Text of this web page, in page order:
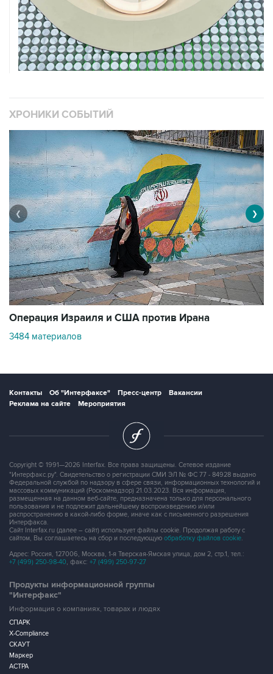
ХРОНИКИ СОБЫТИЙ
Операция Израиля и США против Ирана
3484 материалов
❮ ❯
Контакты Об "Интерфаксе" Пресс-центр
Вакансии
Реклама на сайте
Мероприятия
Copyright © 1991—2026 Interfax. Все права защищены. Сетевое издание
"Интерфакс.ру". Свидетельство о регистрации СМИ ЭЛ № ФС 77 - 84928 выдано
Федеральной службой по надзору в сфере связи, информационных технологий и
массовых коммуникаций (Роскомнадзор) 21.03.2023. Вся информация,
размещенная на данном веб-сайте, предназначена только для персонального
пользования и не подлежит дальнейшему воспроизведению и/или
распространению в какой-либо форме, иначе как с письменного разрешения
Интерфакса.
Сайт Interfax.ru (далее – сайт) использует файлы cookie. Продолжая работу с
сайтом, Вы соглашаетесь на сбор и последующую обработку файлов cookie.
Адрес: Россия, 127006, Москва, 1-я Тверская-Ямская улица, дом 2, стр.1, тел.:
+7 (499) 250-98-40, факс: +7 (499) 250-97-27
Продукты информационной группы
"Интерфакс"
Информация о компаниях, товарах и людях
СПАРК
X-Compliance
СКАУТ
Маркер
АСТРА